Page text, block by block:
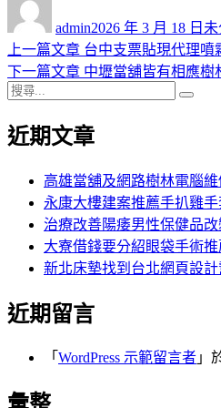
admin佈
日
期:
2026 年 3 月 18 日 類
文
章
導
覽
上一篇文章 上
一
章:
台中支票貼現代理噴
下一篇文章 下
文
中壢當舖皆有相應樹
搜
關
近期文章
高雄當舖及網路樹林電腦
永康大樓建案推薦手扒雞
治療改善陽痿男性保健品
大寮借錢要分紹眼袋手術
新北床墊找到台北網頁設
近期留言
「 WordPress 示範留言者 」